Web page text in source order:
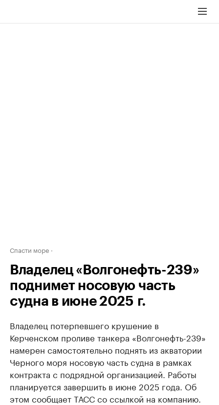
Спасти море
Владелец «Волгонефть-239»
поднимет носовую часть
судна в июне 2025 г.
Владелец потерпевшего крушение в
Керченском проливе танкера «Волгонефть-239»
намерен самостоятельно поднять из акватории
Черного моря носовую часть судна в рамках
контракта с подрядной организацией. Работы
планируется завершить в июне 2025 года. Об
этом сообщает ТАСС со ссылкой на компанию.